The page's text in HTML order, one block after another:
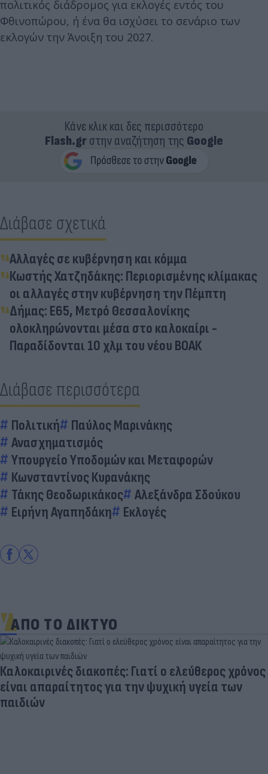
πολιτικός διάδρομος για εκλογές εντός του
Φθινοπώρου, ή ένα θα ισχύσει το σενάριο των
εκλογών την Άνοιξη του 2027.
Κάνε κλικ και δες περισσότερο
Flash.grστην αναζήτηση της Google
Διάβασε σχετικά
Αλλαγές σε κυβέρνηση και κόμμα
Κωστής Χατζηδάκης: Περιορισμένης κλίμακας
οι αλλαγές στην κυβέρνηση την Πέμπτη
Δήμας: Ε65, Μετρό Θεσσαλονίκης
ολοκληρώνονται μέσα στο καλοκαίρι -
Παραδίδονται 10 χλμ του νέου ΒΟΑΚ
Διάβασε περισσότερα
Πολιτική
Παύλος Μαρινάκης
Ανασχηματισμός
Υπουργείο Υποδομών και Μεταφορών
Κωνσταντίνος Κυρανάκης
Τάκης Θεοδωρικάκος
Αλεξάνδρα Σδούκου
Ειρήνη Αγαπηδάκη
Εκλογές
ΑΠΟ ΤΟ ΔΙΚΤΥΟ
Καλοκαιρινές διακοπές: Γιατί ο ελεύθερος χρόνος
είναι απαραίτητος για την ψυχική υγεία των
παιδιών